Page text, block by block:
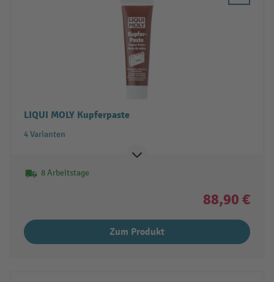
LIQUI MOLY Kupferpaste
4 Varianten
8 Arbeitstage
88,90 €
Zum Produkt